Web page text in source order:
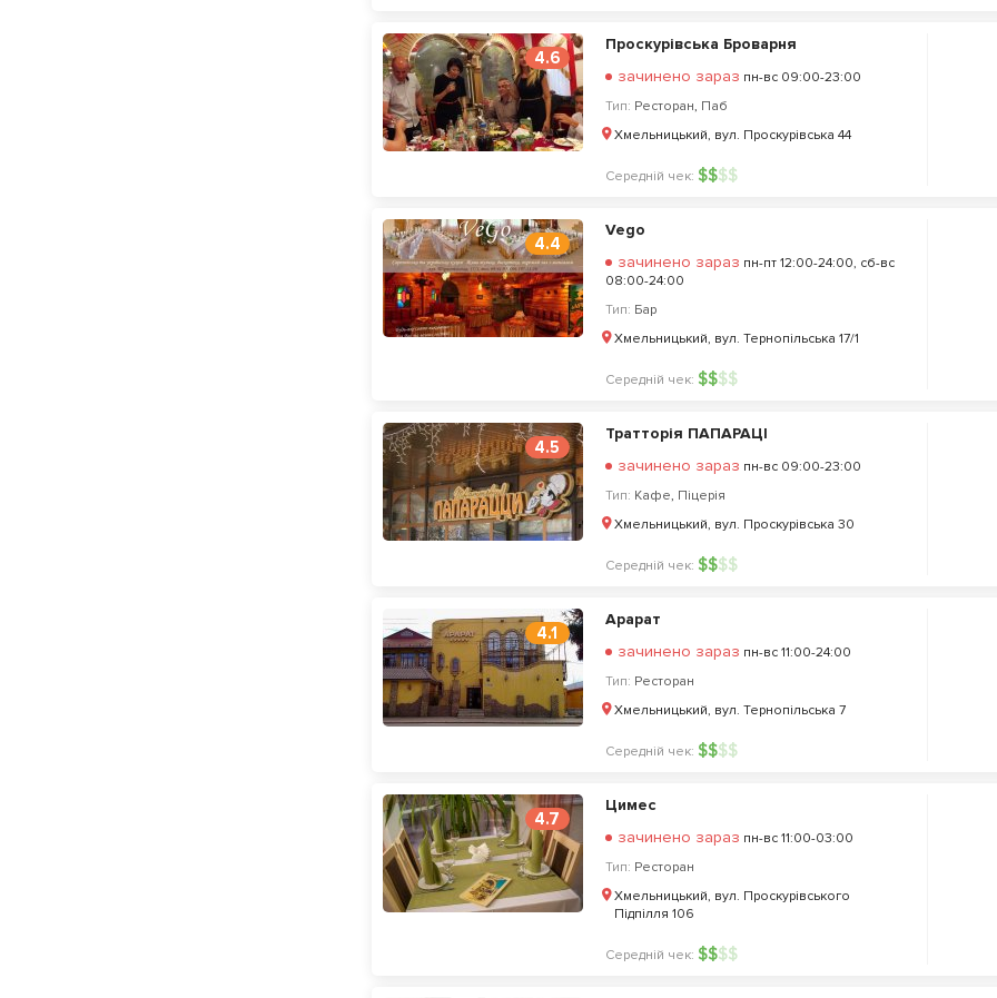
4.6
Проскурівська Броварня
зачинено зараз пн-вс 09:00-23:00
Тип: Ресторан, Паб
Хмельницький, вул. Проскурівська 44
Середній чек: $$$$
4.4
Vego
зачинено зараз пн-пт 12:00-24:00, сб-вс
08:00-24:00
Тип: Бар
Хмельницький, вул. Тернопільська 17/1
Середній чек: $$$$
4.5
Тратторія ПАПАРАЦІ
зачинено зараз пн-вс 09:00-23:00
Тип: Кафе, Піцерія
Хмельницький, вул. Проскурівська 30
Середній чек: $$$$
4.1
Арарат
зачинено зараз пн-вс 11:00-24:00
Тип: Ресторан
Хмельницький, вул. Тернопільська 7
Середній чек: $$$$
4.7
Цимес
зачинено зараз пн-вс 11:00-03:00
Тип: Ресторан
Хмельницький, вул. Проскурівського
Підпілля 106
Середній чек: $$$$